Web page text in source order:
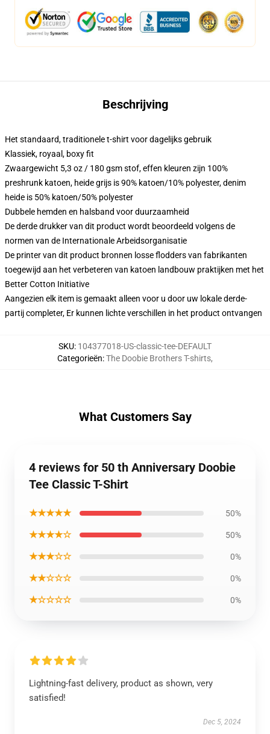
Beschrijving
Het standaard, traditionele t-shirt voor dagelijks gebruik
Klassiek, royaal, boxy fit
Zwaargewicht 5,3 oz / 180 gsm stof, effen kleuren zijn 100%
preshrunk katoen, heide grijs is 90% katoen/10% polyester, denim
heide is 50% katoen/50% polyester
Dubbele hemden en halsband voor duurzaamheid
De derde drukker van dit product wordt beoordeeld volgens de
normen van de Internationale Arbeidsorganisatie
De printer van dit product bronnen losse flodders van fabrikanten
toegewijd aan het verbeteren van katoen landbouw praktijken met het
Better Cotton Initiative
Aangezien elk item is gemaakt alleen voor u door uw lokale derde-
partij completer, Er kunnen lichte verschillen in het product ontvangen
SKU: 104377018-US-classic-tee-DEFAULT
Categorieën:The Doobie Brothers T-shirts,
What Customers Say
4 reviews for 50 th Anniversary Doobie
Tee Classic T-Shirt
★★★★★ 50%
★★★★☆ 50%
★★★☆☆ 0%
★★☆☆☆ 0%
★☆☆☆☆ 0%
Lightning-fast delivery, product as shown, very
satisfied!
Dec 5, 2024